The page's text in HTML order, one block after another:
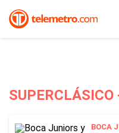
SUPERCLÁSICO
BOCA